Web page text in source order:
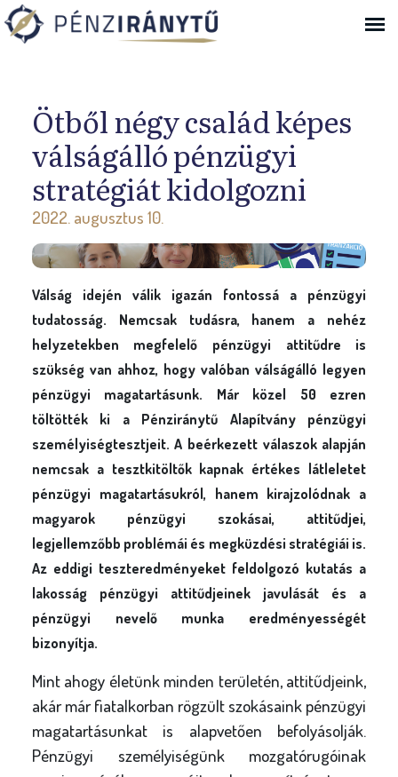
Ugrás a navigációhoz
Ötből négy család képes
válságálló pénzügyi
stratégiát kidolgozni
2022. augusztus 10.
Válság idején válik igazán fontossá a pénzügyi
tudatosság. Nemcsak tudásra, hanem a nehéz
helyzetekben megfelelő pénzügyi attitűdre is
szükség van ahhoz, hogy valóban válságálló legyen
pénzügyi magatartásunk. Már közel 50 ezren
töltötték ki a Pénziránytű Alapítvány pénzügyi
személyiségtesztjeit. A beérkezett válaszok alapján
nemcsak a tesztkitöltők kapnak értékes látleletet
pénzügyi magatartásukról, hanem kirajzolódnak a
magyarok pénzügyi szokásai, attitűdjei,
legjellemzőbb problémái és megküzdési stratégiái is.
Az eddigi teszteredményeket feldolgozó kutatás a
lakosság pénzügyi attitűdjeinek javulását és a
pénzügyi nevelő munka eredményességét
bizonyítja.
Mint ahogy életünk minden területén, attitűdjeink,
akár már fiatalkorban rögzült szokásaink pénzügyi
magatartásunkat is alapvetően befolyásolják.
Pénzügyi személyiségünk mozgatórugóinak